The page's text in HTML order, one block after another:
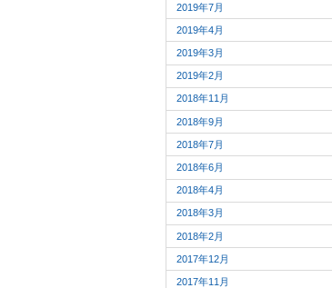
2019年7月
2019年4月
2019年3月
2019年2月
2018年11月
2018年9月
2018年7月
2018年6月
2018年4月
2018年3月
2018年2月
2017年12月
2017年11月